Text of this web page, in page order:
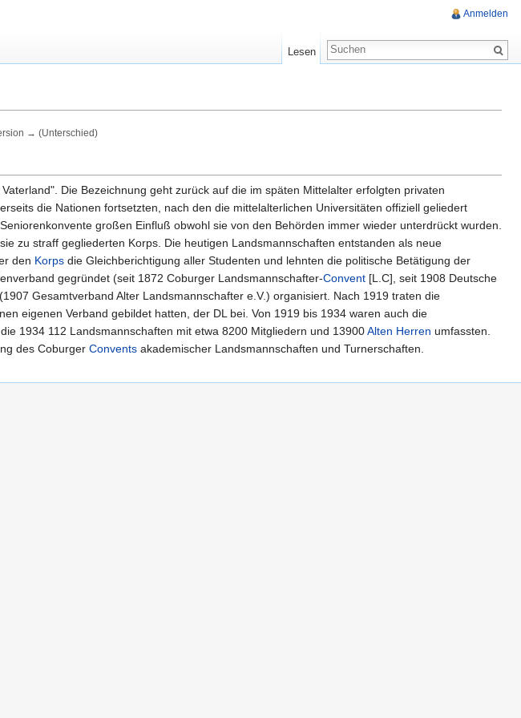
→ (Unterschied)
Die Bezeichnung geht zurück auf die im späten Mittelalter erfolgten privaten
die Nationen fortsetzten, nach den die mittelalterlichen Universitäten offiziell geliedert
großen Einfluß obwohl sie von den Behörden immer wieder unterdrückt wurden.
zu straff gegliederten Korps. Die heutigen Landsmannschaften entstanden als neue
den Korps die Gleichberichtigung aller Studenten und lehnten die politische Betätigung der
gegründet (seit 1872 Coburger Landsmannschafter-Convent [L.C], seit 1908 Deutsche
Gesamtverband Alter Landsmannschafter e.V.) organisiert. Nach 1919 traten die
eigenen Verband gebildet hatten, der DL bei. Von 1919 bis 1934 waren auch die
1934 112 Landsmannschaften mit etwa 8200 Mitgliedern und 13900Alten Herren umfassten.
des Coburger Convents akademischer Landsmannschaften und Turnerschaften.
Anmelden
Lesen